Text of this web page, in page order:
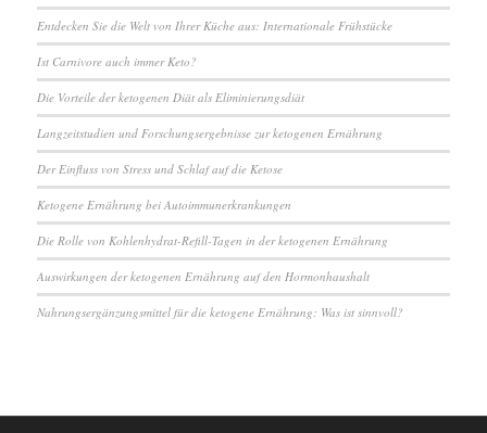
Entdecken Sie die Welt von Ihrer Küche aus: Internationale Frühstücke
Ist Carnivore auch immer Keto?
Die Vorteile der ketogenen Diät als Eliminierungsdiät
Langzeitstudien und Forschungsergebnisse zur ketogenen Ernährung
Der Einfluss von Stress und Schlaf auf die Ketose
Ketogene Ernährung bei Autoimmunerkrankungen
Die Rolle von Kohlenhydrat-Refill-Tagen in der ketogenen Ernährung
Auswirkungen der ketogenen Ernährung auf den Hormonhaushalt
Nahrungsergänzungsmittel für die ketogene Ernährung: Was ist sinnvoll?